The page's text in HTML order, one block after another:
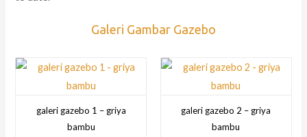
Galeri Gambar Gazebo
galeri gazebo 1 – griya
bambu
galeri gazebo 2 – griya
bambu